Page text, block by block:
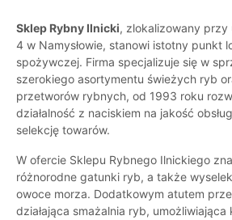
Sklep Rybny Ilnicki, zlokalizowany przy
4 w Namysłowie, stanowi istotny punkt
spożywczej. Firma specjalizuje się w
szerokiego asortymentu świeżych ryb
przetworów rybnych, od 1993 roku
działalność z naciskiem na jakość
selekcję towarów.
W ofercie Sklepu Rybnego Ilnickiego
różnorodne gatunki ryb, a także
owoce morza. Dodatkowym atutem
działająca smażalnia ryb, umożliwiająca